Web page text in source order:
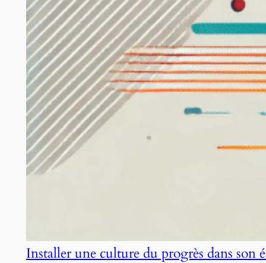
Installer une culture du progrès dans son